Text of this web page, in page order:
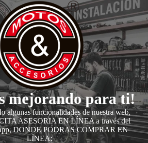
mejorando para ti!
algunas funcionalidades de nuestra web,
ASESORIA EN LÍNEA a través del
DONDE PODRAS COMPRAR EN
LÍNEA: